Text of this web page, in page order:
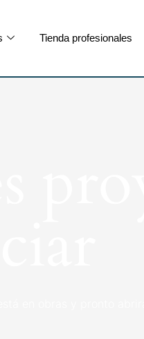
Tienda profesionales